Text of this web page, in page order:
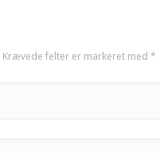
Krævede felter er markeret med *